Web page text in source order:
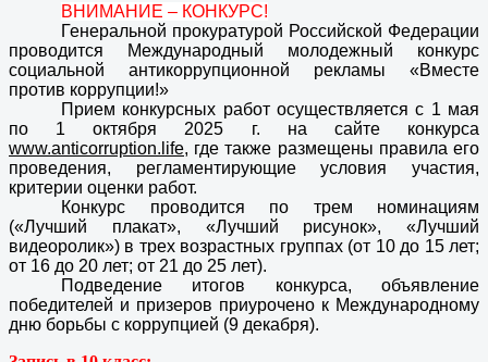
ВНИМАНИЕ – КОНКУРС!
Генеральной прокуратурой Российской Федерации
проводится Международный молодежный конкурс
социальной антикоррупционной рекламы «Вместе
против коррупции!»
Прием конкурсных работ осуществляется с 1 мая
по 1 октября 2025 г. на сайте конкурса
www.anticorruption.life, где также размещены правила его
проведения, регламентирующие условия участия,
критерии оценки работ.
Конкурс проводится по трем номинациям
(«Лучший плакат», «Лучший рисунок», «Лучший
видеоролик») в трех возрастных группах (от 10 до 15 лет;
от 16 до 20 лет; от 21 до 25 лет).
Подведение итогов конкурса, объявление
победителей и призеров приурочено к Международному
дню борьбы с коррупцией (9 декабря).